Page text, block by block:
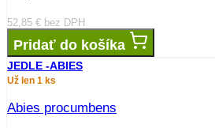
52,85 € bez DPH
Pridať do košíka
JEDLE -ABIES
Už len 1 ks
Abies procumbens